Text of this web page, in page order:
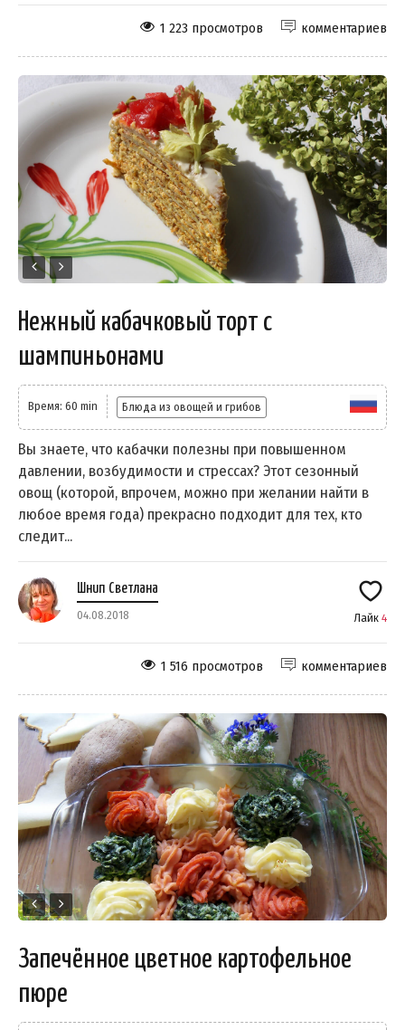
комментариев
1 223 просмотров
Нежный кабачковый торт с
шампиньонами
Время: 60 min Блюда из овощей и грибов
Вы знаете, что кабачки полезны при повышенном
давлении, возбудимости и стрессах? Этот сезонный
овощ (которой, впрочем, можно при желании найти в
любое время года) прекрасно подходит для тех, кто
следит...
Шнип Светлана
04.08.2018 Лайк 4
комментариев
1 516 просмотров
Запечённое цветное картофельное
пюре